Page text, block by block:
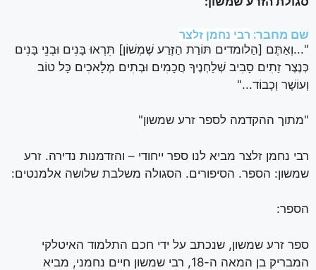
שם מחבר: רבי נחמן זלצר
"...וְאַתֶּם [הַלומדים תּוֹרַת הַזֶּרַע שֶׁמְשׁוֹן] תִּרְאוּ בָּנִים וּבְנֵי בָּנִים
כְּנֶצֶר זַתִים סָבִיב שְׁלַחְנֶיךָ חֲכָמִים וּבְתִים מְלָאכִים כָּל טוֹב
וְעוֹשֶׁר וְכָבוֹד..."
"מתוך ההקדמה לספר זרע שמשון"
רבי נחמן זלצר מביא לנו ספר ייחודי – והזדמנות נדירה. זרע
שמשון: הספר. הסיפורים. הסגולה משלבת שלושה אלמנטים:
הספר:
ספר זרע שמשון, שנכתב על ידי חכם התלמוד האיטלקי
המבריק בן המאה ה-18, רבי שמשון חיים נחמני, מביא